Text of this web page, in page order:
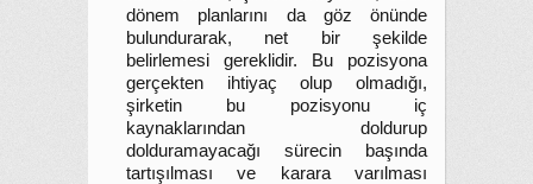
dönem planlarını da göz önünde
bulundurarak, net bir şekilde
belirlemesi gereklidir. Bu pozisyona
gerçekten ihtiyaç olup olmadığı,
şirketin bu pozisyonu iç
kaynaklarından doldurup
dolduramayacağı sürecin başında
tartışılması ve karara varılması